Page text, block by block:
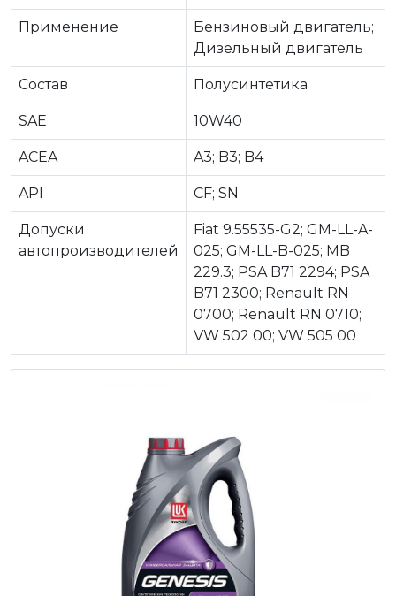
Применение
Бензиновый двигатель;
Дизельный двигатель
Состав Полусинтетика
SAE 10W40
ACEA A3; B3; B4
API CF; SN
Допуски
автопроизводителей
Fiat 9.55535-G2; GM-LL-A-
025; GM-LL-B-025; MB
229.3; PSA B71 2294; PSA
B71 2300; Renault RN
0700; Renault RN 0710;
VW 502 00; VW 505 00